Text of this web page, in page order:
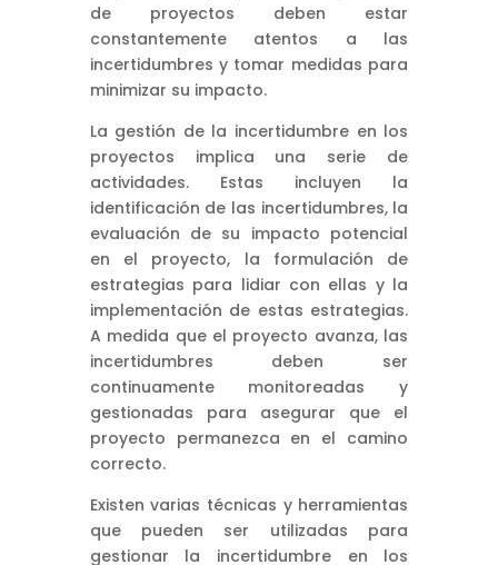
de proyectos deben estar
constantemente atentos a las
incertidumbres y tomar medidas para
minimizar su impacto.
La gestión de la incertidumbre en los
proyectos implica una serie de
actividades. Estas incluyen la
identificación de las incertidumbres, la
evaluación de su impacto potencial
en el proyecto, la formulación de
estrategias para lidiar con ellas y la
implementación de estas estrategias.
A medida que el proyecto avanza, las
incertidumbres deben ser
continuamente monitoreadas y
gestionadas para asegurar que el
proyecto permanezca en el camino
correcto.
Existen varias técnicas y herramientas
que pueden ser utilizadas para
gestionar la incertidumbre en los